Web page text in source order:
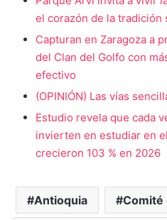
el corazón de la tradición
Capturan en Zaragoza a
del Clan del Golfo con
efectivo
(OPINIÓN) Las vías
Estudio revela que cada
invierten en estudiar en
crecieron 103 % en 2026
Antioquia Comité